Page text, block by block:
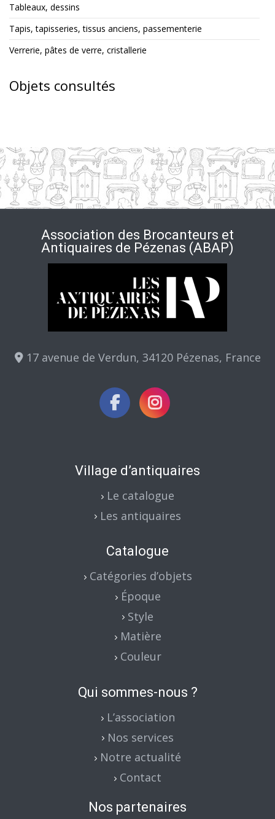
Tableaux, dessins
Tapis, tapisseries, tissus anciens, passementerie
Verrerie, pâtes de verre, cristallerie
Objets consultés
Association des Brocanteurs et
Antiquaires de Pézenas (ABAP)
17 avenue de Verdun, 34120 Pézenas, France
Village d’antiquaires
Le catalogue
Les antiquaires
Catalogue
Catégories d’objets
Époque
Style
Matière
Couleur
Qui sommes-nous ?
L’association
Nos services
Notre actualité
Contact
Nos partenaires